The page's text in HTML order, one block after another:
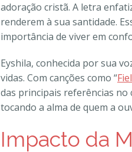
adoração cristã. A letra
renderem à sua santidade.
importância de viver em
Eyshila, conhecida por sua
vidas. Com canções como “
das principais referências
tocando a alma de quem a
Impacto da